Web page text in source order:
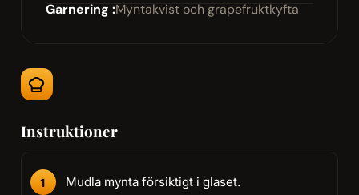
Garnering :Myntakvist och grapefruktkyfta
Instruktioner
Mudla mynta försiktigt i glaset.